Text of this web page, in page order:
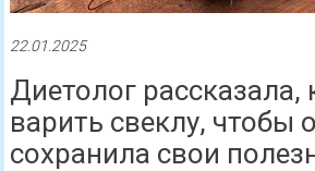
22.01.2025
Диетолог рассказала,
варить свеклу, чтобы
сохранила свои